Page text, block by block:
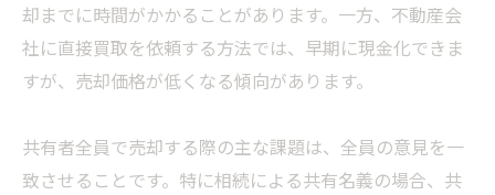
却までに時間がかかることがあります。一方、不動産会
社に直接買取を依頼する方法では、早期に現金化できま
すが、売却価格が低くなる傾向があります。
共有者全員で売却する際の主な課題は、全員の意見を一
致させることです。特に相続による共有名義の場合、共